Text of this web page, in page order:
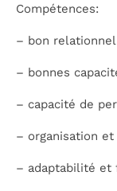
Compétences:
– bon relationnel
– bonnes
– capacité de
– organisation
– adaptabilité et